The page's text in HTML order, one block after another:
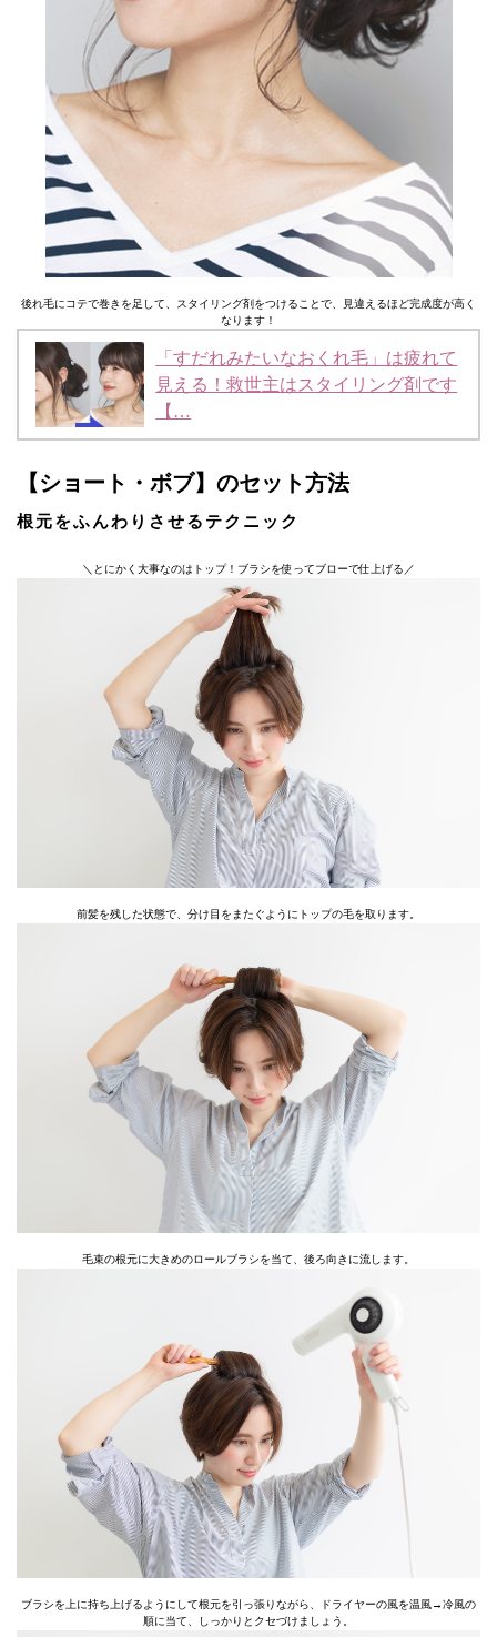
後れ毛にコテで巻きを足して、スタイリング剤をつけることで、見違えるほど完成度が高く
なります！
「すだれみたいなおくれ毛」は疲れて
見える！救世主はスタイリング剤です
【…
【ショート・ボブ】のセット方法
根元をふんわりさせるテクニック
＼とにかく大事なのはトップ！ブラシを使ってブローで仕上げる／
前髪を残した状態で、分け目をまたぐようにトップの毛を取ります。
毛束の根元に大きめのロールブラシを当て、後ろ向きに流します。
ブラシを上に持ち上げるようにして根元を引っ張りながら、ドライヤーの風を温風→冷風の
順に当て、しっかりとクセづけましょう。